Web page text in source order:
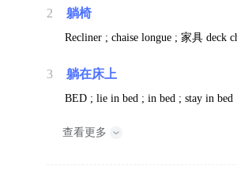
2 躺椅
Recliner ; chaise longue ;家具deck
3 躺在床上
BED ; lie in bed ; in bed ; stay in bed
查看更多